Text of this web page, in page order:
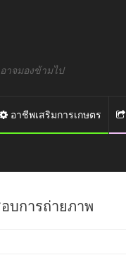
าจมองข้ามไป
อาชีพเสริมการเกษตร
บการถ่ายภาพ